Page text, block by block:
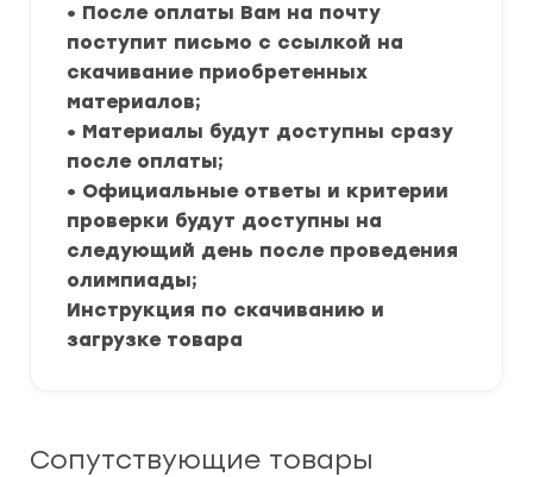
• После оплаты Вам на почту
поступит письмо с ссылкой на
скачивание приобретенных
материалов;
• Материалы будут доступны сразу
после оплаты;
• Официальные ответы и критерии
проверки будут доступны на
следующий день после проведения
олимпиады;
Инструкция по скачиванию и
загрузке товара
Сопутствующие товары